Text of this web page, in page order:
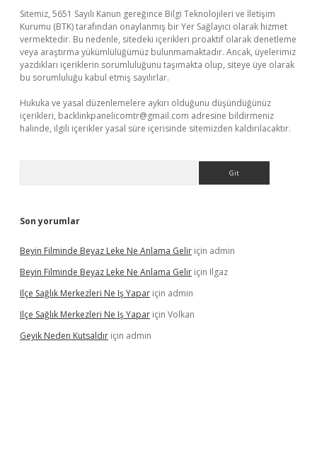
Sitemiz, 5651 Sayılı Kanun gereğince Bilgi Teknolojileri ve İletişim
Kurumu (BTK) tarafından onaylanmış bir Yer Sağlayıcı olarak hizmet
vermektedir. Bu nedenle, sitedeki içerikleri proaktif olarak denetleme
veya araştırma yükümlülüğümüz bulunmamaktadır. Ancak, üyelerimiz
yazdıkları içeriklerin sorumluluğunu taşımakta olup, siteye üye olarak
bu sorumluluğu kabul etmiş sayılırlar.
Hukuka ve yasal düzenlemelere aykırı olduğunu düşündüğünüz
içerikleri, backlinkpanelicomtr@gmail.com adresine bildirmeniz
halinde, ilgili içerikler yasal süre içerisinde sitemizden kaldırılacaktır.
Son yorumlar
Beyin Filminde Beyaz Leke Ne Anlama Gelir için admin
Beyin Filminde Beyaz Leke Ne Anlama Gelir için Ilgaz
Ilçe Sağlık Merkezleri Ne Iş Yapar için admin
Ilçe Sağlık Merkezleri Ne Iş Yapar için Volkan
Geyik Neden Kutsaldır için admin